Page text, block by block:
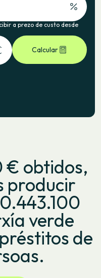
a prezo de custo desde
Calcular
€ obtidos,
producir
verde
de